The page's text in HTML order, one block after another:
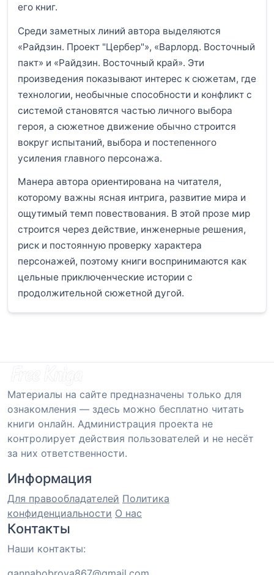
его книг.
Среди заметных линий автора выделяются
«Райдзин. Проект "Цербер"», «Варлорд. Восточный
пакт» и «Райдзин. Восточный край». Эти
произведения показывают интерес к сюжетам, где
технологии, необычные способности и конфликт с
системой становятся частью личного выбора
героя, а сюжетное движение обычно строится
вокруг испытаний, выбора и постепенного
усиления главного персонажа.
Манера автора ориентирована на читателя,
которому важны ясная интрига, развитие мира и
ощутимый темп повествования. В этой прозе мир
строится через действие, инженерные решения,
риск и постоянную проверку характера
персонажей, поэтому книги воспринимаются как
цельные приключенческие истории с
продолжительной сюжетной дугой.
Материалы на сайте предназначены только для
ознакомления — здесь можно бесплатно читать
книги онлайн. Администрация проекта не
контролирует действия пользователей и не несёт
за них ответственности.
Информация
Для правообладателей Политика
конфиденциальности О нас
Контакты
Наши контакты: